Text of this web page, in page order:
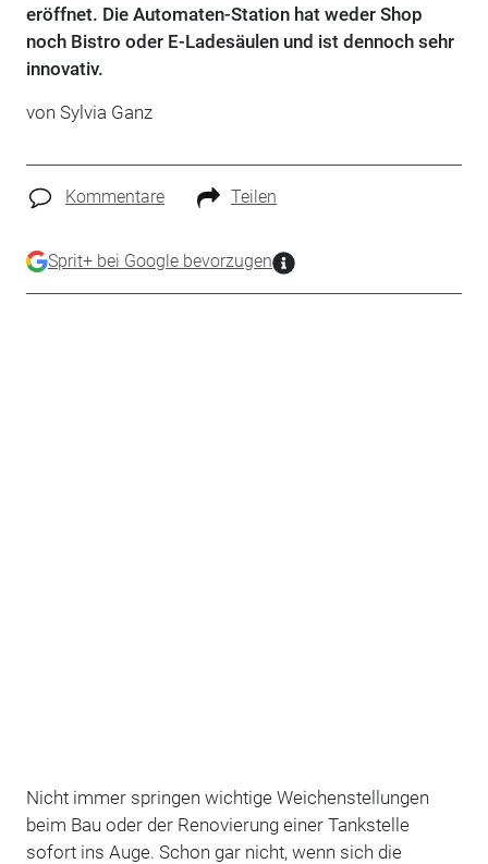
eröffnet. Die Automaten-Station hat weder Shop
noch Bistro oder E-Ladesäulen und ist dennoch sehr
innovativ.
von Sylvia Ganz
Kommentare Teilen
Sprit+ bei Google bevorzugen
Nicht immer springen wichtige Weichenstellungen
beim Bau oder der Renovierung einer Tankstelle
sofort ins Auge. Schon gar nicht, wenn sich die